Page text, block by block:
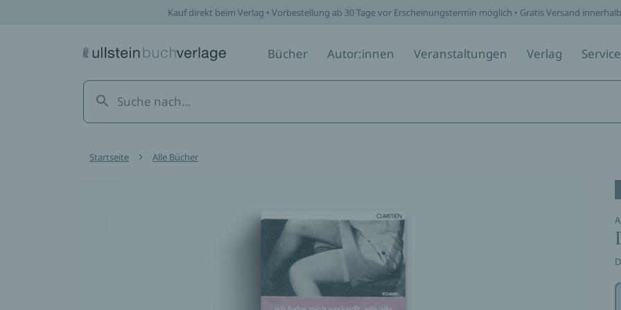
Kauf direkt beim Verlag • Vorbestellung ab 30 Tage vor Erscheinungstermin möglich • Gratis Versand
Bücher Autor:innen Veranstaltungen Verlag Service
Startseite Alle Bücher